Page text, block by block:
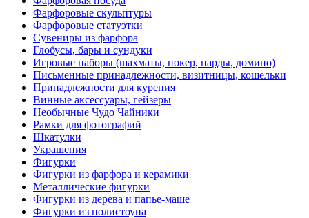
Фарфоровые скульптуры
Фарфоровые статуэтки
Сувениры из фарфора
Глобусы, бары и сундуки
Игровые наборы (шахматы, покер, нарды, домино)
Письменные принадлежности, визитницы, кошельки
Принадлежности для курения
Винные аксессуары, гейзеры
Необычные Чудо Чайники
Рамки для фотографий
Шкатулки
Украшения
Фигурки
Фигурки из фарфора и керамики
Металлические фигурки
Фигурки из дерева и папье-маше
Фигурки из полистоуна